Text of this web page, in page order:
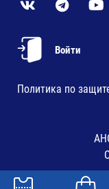
Войти
Политика по